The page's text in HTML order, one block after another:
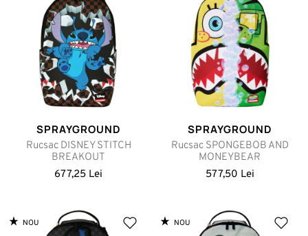
SPRAYGROUND
Rucsac DISNEY STITCH
BREAKOUT
677,25 Lei
SPRAYGROUND
Rucsac SPONGEBOB AND
MONEYBEAR
577,50 Lei
NOU NOU